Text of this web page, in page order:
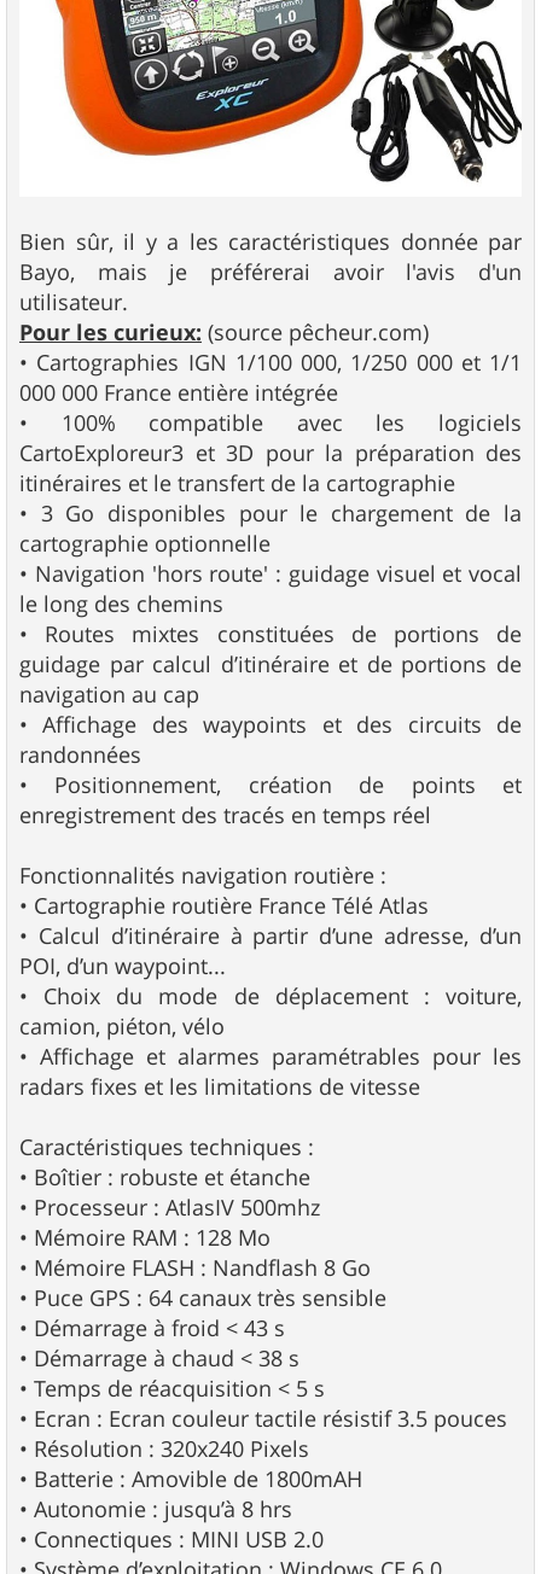
Bien sûr, il y a les caractéristiques donnée par
Bayo, mais je préférerai avoir l'avis d'un
utilisateur.
Pour les curieux: (source pêcheur.com)
• Cartographies IGN 1/100 000, 1/250 000 et 1/1
000 000 France entière intégrée
• 100% compatible avec les logiciels
CartoExploreur3 et 3D pour la préparation des
itinéraires et le transfert de la cartographie
• 3 Go disponibles pour le chargement de la
cartographie optionnelle
• Navigation 'hors route' : guidage visuel et vocal
le long des chemins
• Routes mixtes constituées de portions de
guidage par calcul d’itinéraire et de portions de
navigation au cap
• Affichage des waypoints et des circuits de
randonnées
• Positionnement, création de points et
enregistrement des tracés en temps réel
Fonctionnalités navigation routière :
• Cartographie routière France Télé Atlas
• Calcul d’itinéraire à partir d’une adresse, d’un
POI, d’un waypoint...
• Choix du mode de déplacement : voiture,
camion, piéton, vélo
• Affichage et alarmes paramétrables pour les
radars fixes et les limitations de vitesse
Caractéristiques techniques :
• Boîtier : robuste et étanche
• Processeur : AtlasIV 500mhz
• Mémoire RAM : 128 Mo
• Mémoire FLASH : Nandflash 8 Go
• Puce GPS : 64 canaux très sensible
• Démarrage à froid < 43 s
• Démarrage à chaud < 38 s
• Temps de réacquisition < 5 s
• Ecran : Ecran couleur tactile résistif 3.5 pouces
• Résolution : 320x240 Pixels
• Batterie : Amovible de 1800mAH
• Autonomie : jusqu’à 8 hrs
• Connectiques : MINI USB 2.0